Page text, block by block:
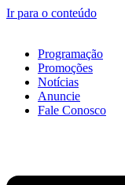
Ir para o conteúdo
Programação
Promoções
Notícias
Anuncie
Fale Conosco